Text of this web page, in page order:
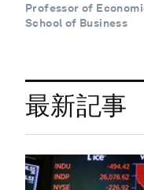
Professor of
School of Business
最新記事